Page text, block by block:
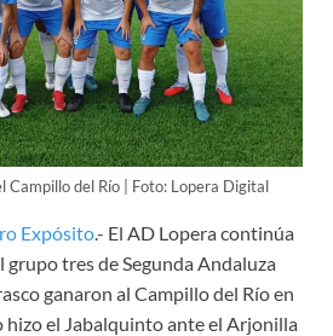
Campillo del Río | Foto: Lopera Digital
Expósito.- El AD Lopera continúa
tres de Segunda Andaluza
ganaron al Campillo del Río en
hizo el Jabalquinto ante el Arjonilla